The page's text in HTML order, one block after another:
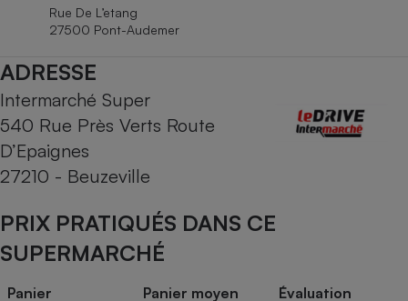
Rue De L’etang
27500 Pont-Audemer
ADRESSE
Intermarché Super
540 Rue Près Verts Route
D’Epaignes
27210 - Beuzeville
PRIX PRATIQUÉS DANS CE
SUPERMARCHÉ
Panier Panier moyen Évaluation